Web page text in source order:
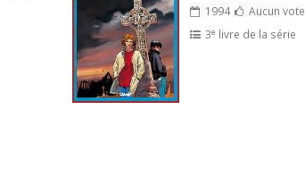
1994
Aucun vote
3e livre de la série